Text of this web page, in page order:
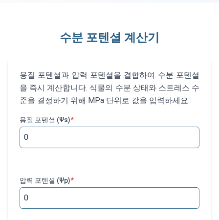
수분 포텐셜 계산기
용질 포텐셜과 압력 포텐셜을 결합하여 수분 포텐셜
을 즉시 계산합니다. 식물의 수분 상태와 스트레스 수
준을 결정하기 위해 MPa 단위로 값을 입력하세요.
용질 포텐셜 (Ψs)*
압력 포텐셜 (Ψp)*